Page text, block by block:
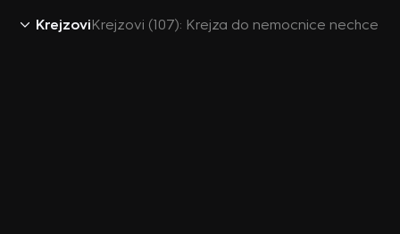
KrejzoviKrejzovi (107): Krejza do nemocnice nechce